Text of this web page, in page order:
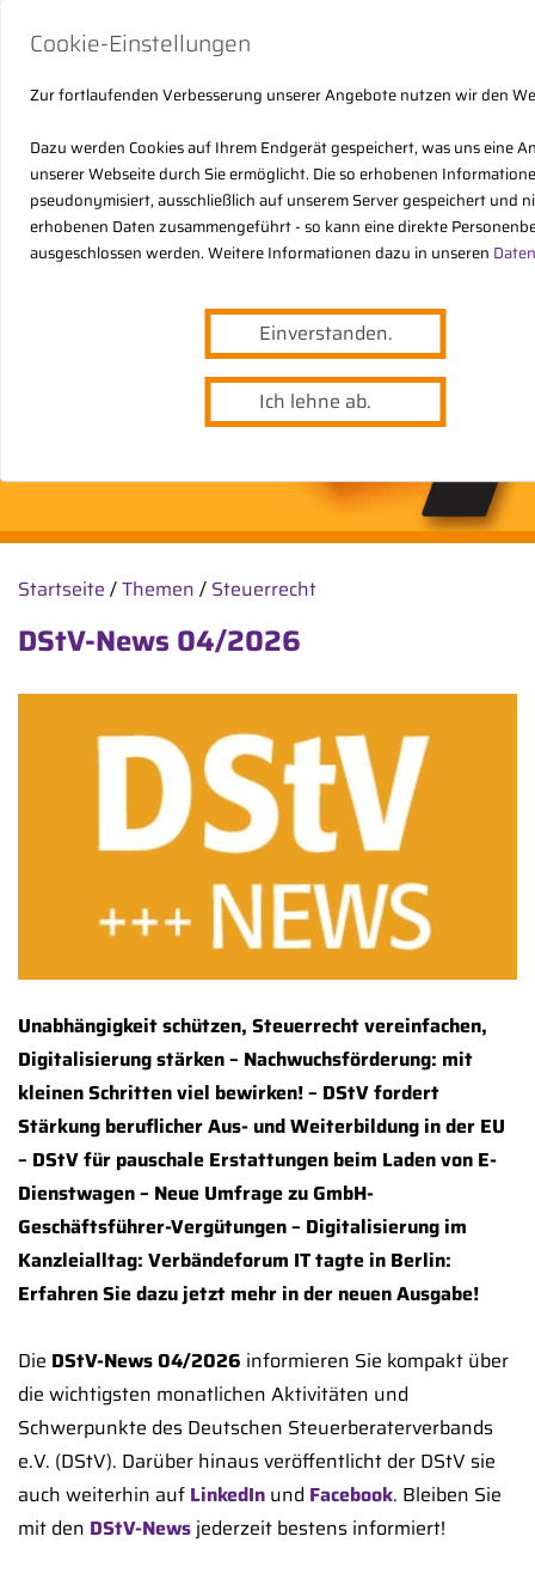
Cookie-Einstellungen
Zur fortlaufenden Verbesserung unserer Angebote nutzen wir den
Dazu werden Cookies auf Ihrem Endgerät gespeichert, was uns eine
unserer Webseite durch Sie ermöglicht. Die so erhobenen
pseudonymisiert, ausschließlich auf unserem Server gespeichert und
erhobenen Daten zusammengeführt - so kann eine direkte
ausgeschlossen werden. Weitere Informationen dazu in unseren
Einverstanden.
Ich lehne ab.
Startseite /Themen / Steuerrecht
DStV-News 04/2026
Unabhängigkeit schützen, Steuerrecht vereinfachen,
Digitalisierung stärken – Nachwuchsförderung: mit
kleinen Schritten viel bewirken! – DStV fordert
Stärkung beruflicher Aus- und Weiterbildung in der EU
– DStV für pauschale Erstattungen beim Laden von E-
Dienstwagen – Neue Umfrage zu GmbH-
Geschäftsführer-Vergütungen – Digitalisierung im
Kanzleialltag: Verbändeforum IT tagte in Berlin:
Erfahren Sie dazu jetzt mehr in der neuen Ausgabe!
Die DStV-News 04/2026 informieren Sie kompakt über
die wichtigsten monatlichen Aktivitäten und
Schwerpunkte des Deutschen Steuerberaterverbands
e.V. (DStV). Darüber hinaus veröffentlicht der DStV sie
auch weiterhin auf LinkedIn und Facebook. Bleiben Sie
mit den DStV-News jederzeit bestens informiert!